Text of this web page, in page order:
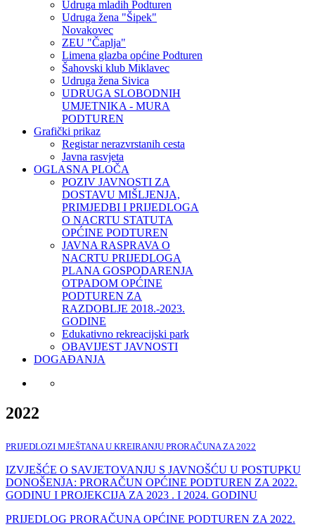
Udruga mladih Podturen
Udruga žena "Šipek"
Novakovec
ZEU "Čaplja"
Limena glazba općine Podturen
Šahovski klub Miklavec
Udruga žena Sivica
UDRUGA SLOBODNIH
UMJETNIKA - MURA
PODTUREN
Grafički prikaz
Registar nerazvrstanih cesta
Javna rasvjeta
OGLASNA PLOČA
POZIV JAVNOSTI ZA
DOSTAVU MIŠLJENJA,
PRIMJEDBI I PRIJEDLOGA
O NACRTU STATUTA
OPĆINE PODTUREN
JAVNA RASPRAVA O
NACRTU PRIJEDLOGA
PLANA GOSPODARENJA
OTPADOM OPĆINE
PODTUREN ZA
RAZDOBLJE 2018.-2023.
GODINE
Edukativno rekreacijski park
OBAVIJEST JAVNOSTI
DOGAĐANJA
2022
PRIJEDLOZI MJEŠTANA U KREIRANJU PRORAČUNA ZA 2022
IZVJEŠĆE O SAVJETOVANJU S JAVNOŠĆU U POSTUPKU
DONOŠENJA: PRORAČUN OPĆINE PODTUREN ZA 2022.
GODINU I PROJEKCIJA ZA 2023 . I 2024. GODINU
PRIJEDLOG PRORAČUNA OPĆINE PODTUREN ZA 2022.